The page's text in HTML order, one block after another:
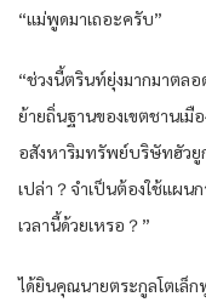
“แม่พูดมาเถอะครับ”
“ช่วงนี้ตรินท์ยุ่งมากมาตล
ย้ายถิ่นฐานของเขตชานเมื
อสังหาริมทรัพย์บริษัทฮัวยูก
เปล่า？จำเป็นต้องใช้แผน
เวลานี้ด้วยเหรอ？”
ได้ยินคุณนายตระกูลโตเล็